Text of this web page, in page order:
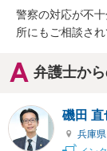
警察の対応が不
所にもご相談され
弁護士か
磯田 直
兵庫県